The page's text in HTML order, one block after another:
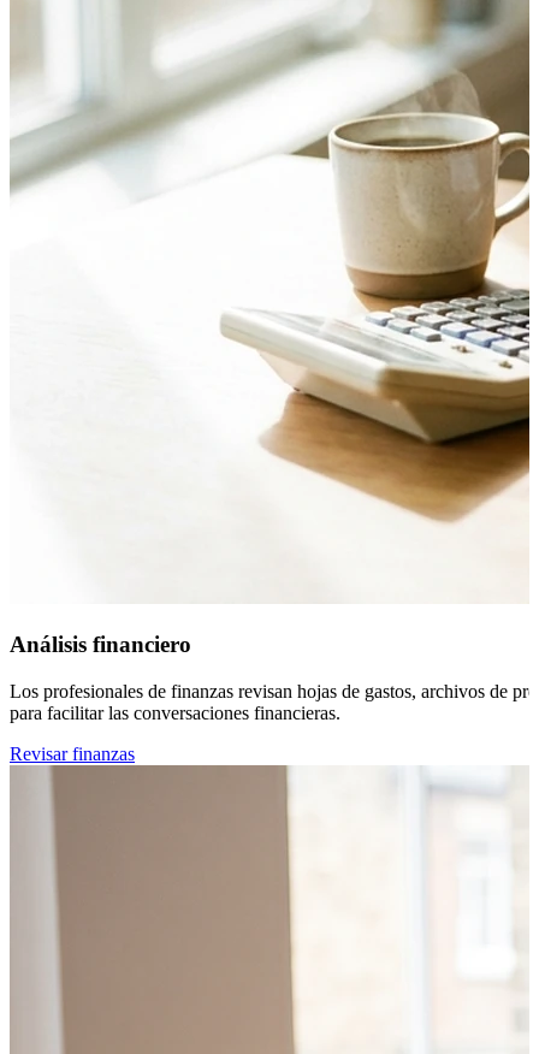
Análisis financiero
Los profesionales de finanzas revisan hojas de gastos, archivos de
para facilitar las conversaciones financieras.
Revisar finanzas